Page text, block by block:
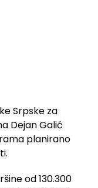
Srpske za
Dejan Galić
planirano
od 130.300